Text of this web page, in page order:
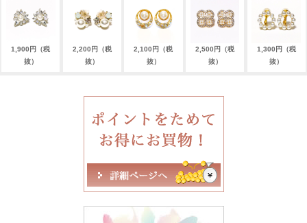
1,900円（税
抜）
2,200円（税
抜）
2,100円（税
抜）
2,500円（税
抜）
1,300円（税
抜）